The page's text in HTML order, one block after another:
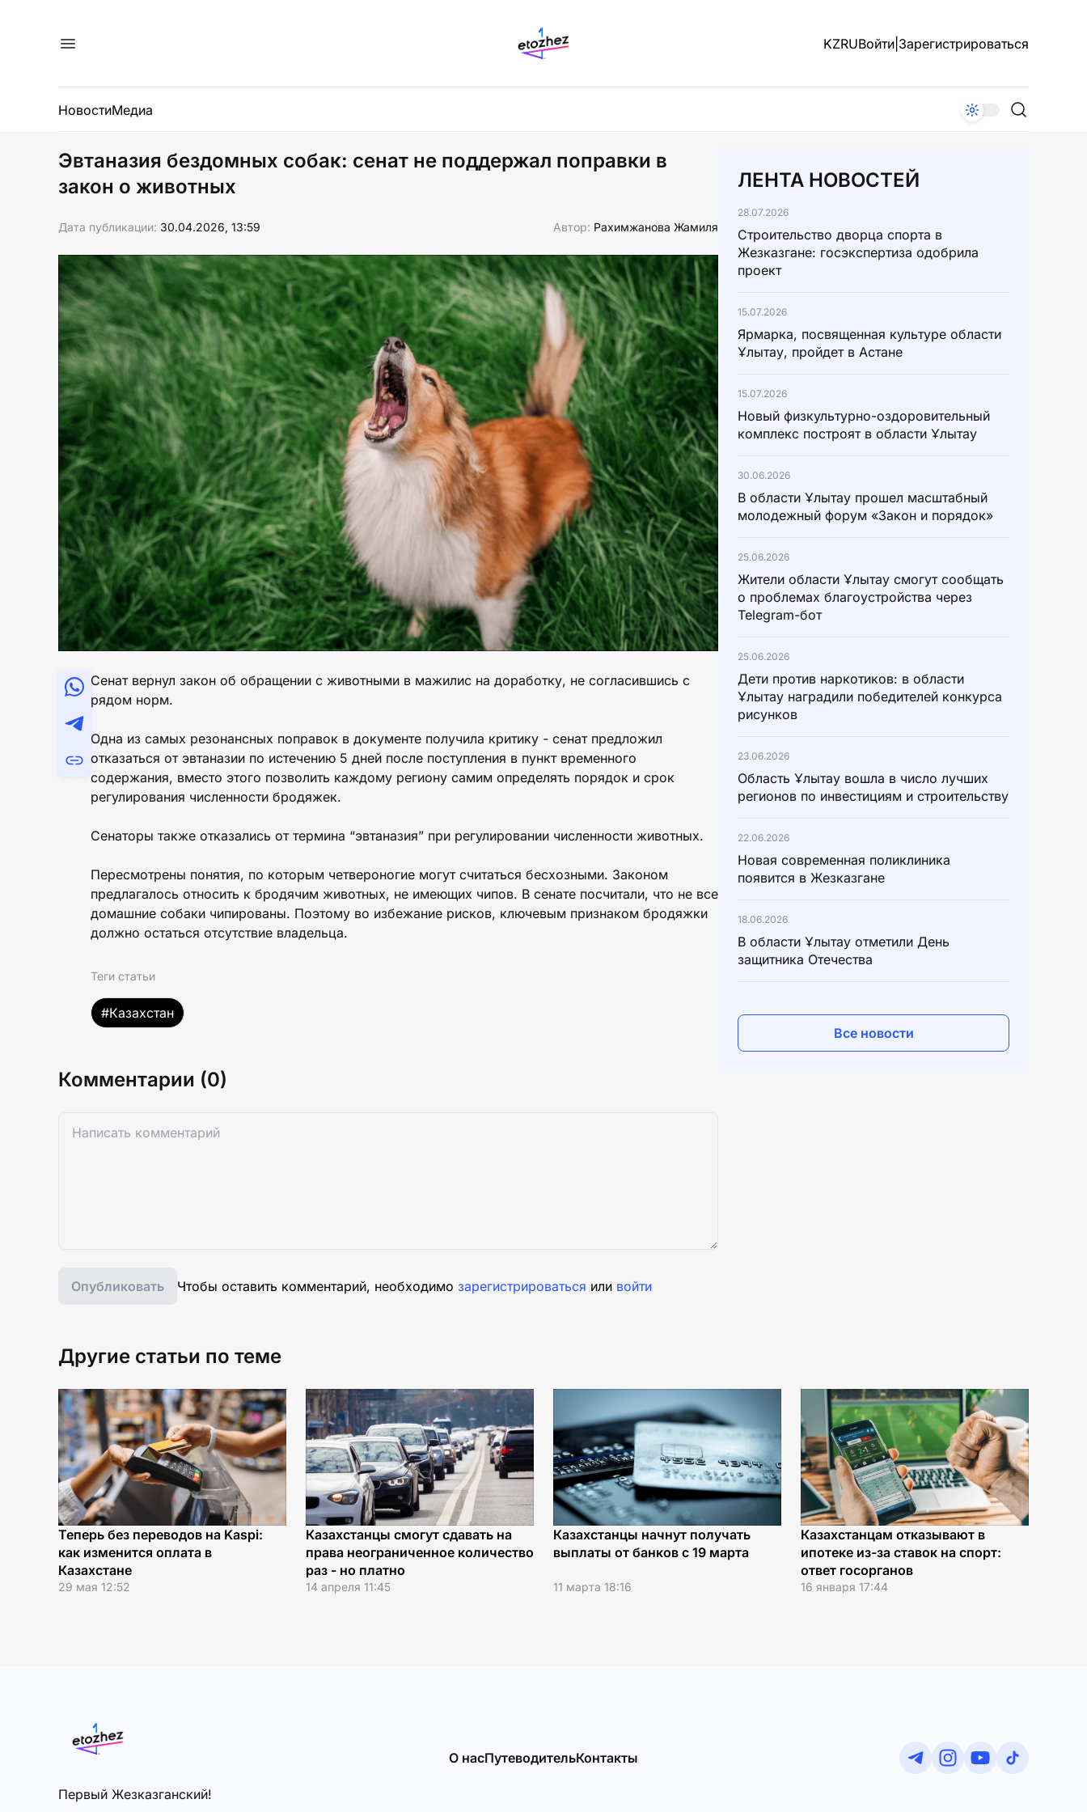
KZRUВойти Зарегистрироваться
НовостиМедиа
Эвтаназия бездомных собак: сенат не поддержал поправки в
закон о животных
Дата публикации: 30.04.2026, 13:59 Автор: Рахимжанова Жамиля
Сенат вернул закон об обращении с животными в мажилис на доработку, не согласившись с
рядом норм.
Одна из самых резонансных поправок в документе получила критику - сенат предложил
отказаться от эвтаназии по истечению 5 дней после поступления в пункт временного
содержания, вместо этого позволить каждому региону самим определять порядок и срок
регулирования численности бродяжек.
Сенаторы также отказались от термина “эвтаназия” при регулировании численности животных.
Пересмотрены понятия, по которым четвероногие могут считаться бесхозными. Законом
предлагалось относить к бродячим животных, не имеющих чипов. В сенате посчитали, что не все
домашние собаки чипированы. Поэтому во избежание рисков, ключевым признаком бродяжки
должно остаться отсутствие владельца.
Теги статьи
#Казахстан
Комментарии (0)
Опубликовать Чтобы оставить комментарий, необходимо зарегистрироваться или войти
ЛЕНТА НОВОСТЕЙ
28.07.2026
Строительство дворца спорта в
Жезказгане: госэкспертиза одобрила
проект
15.07.2026
Ярмарка, посвященная культуре области
Ұлытау, пройдет в Астане
15.07.2026
Новый физкультурно-оздоровительный
комплекс построят в области Ұлытау
30.06.2026
В области Ұлытау прошел масштабный
молодежный форум «Закон и порядок»
25.06.2026
Жители области Ұлытау смогут сообщать
о проблемах благоустройства через
Telegram-бот
25.06.2026
Дети против наркотиков: в области
Ұлытау наградили победителей конкурса
рисунков
23.06.2026
Область Ұлытау вошла в число лучших
регионов по инвестициям и строительству
22.06.2026
Новая современная поликлиника
появится в Жезказгане
18.06.2026
В области Ұлытау отметили День
защитника Отечества
Все новости
Другие статьи по теме
Теперь без переводов на Kaspi:
как изменится оплата в
Казахстане
29 мая 12:52
Казахстанцы смогут сдавать на
права неограниченное количество
раз - но платно
14 апреля 11:45
Казахстанцы начнут получать
выплаты от банков с 19 марта
11 марта 18:16
Казахстанцам отказывают в
ипотеке из-за ставок на спорт:
ответ госорганов
16 января 17:44
Первый Жезказганский!
О насПутеводительКонтакты